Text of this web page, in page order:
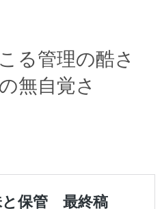
る管理の酷さ
無自覚さ